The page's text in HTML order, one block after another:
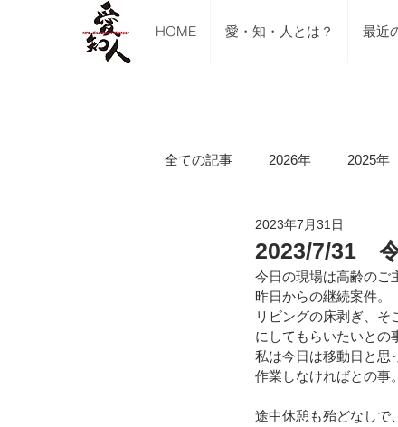
HOME 愛・知・人とは？ 最近
全ての記事 2026年 2025年
ご支援のご報告 メディア
講習会（ブルーシート張り・床
令和5年山口県美祢市豪雨水害
2023/7/31 令
2023年7月31日
今日の現場は高齢のご
昨日からの継続案件。
リビングの床剥ぎ、
にしてもらいたいとの
私は今日は移動日と思
作業しなければとの事。
途中休憩も殆どなしで